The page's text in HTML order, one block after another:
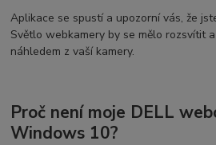
Aplikace se spustí a upozorní vás, že
Světlo webkamery by se mělo rozsvítit
náhledem z vaší kamery.
Proč není moje DELL
Windows 10?